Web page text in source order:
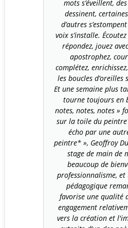
mots s’éveillent,
dessinent,
d’autres
voix s’installe.
répondez, jouez
apostrophez,
complétez,
les boucles d’oreilles
Et une semaine plus
tourne toujours en
notes, notes, notes »
sur la toile du
écho par une
peintre* », Geoffroy
stage de main de
beaucoup de
professionnalisme, et
pédagogique
favorise une qualité
engagement
vers la création et